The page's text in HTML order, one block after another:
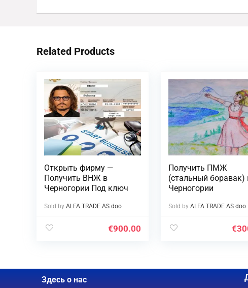
Related Products
Открыть фирму —
Получить ВНЖ в
Черногории Под ключ
Sold by ALFA TRADE AS doo
€900.00
Получить ПМЖ
(стальный боравак)
Черногории
Sold by ALFA TRADE AS doo
€
Здесь о нас